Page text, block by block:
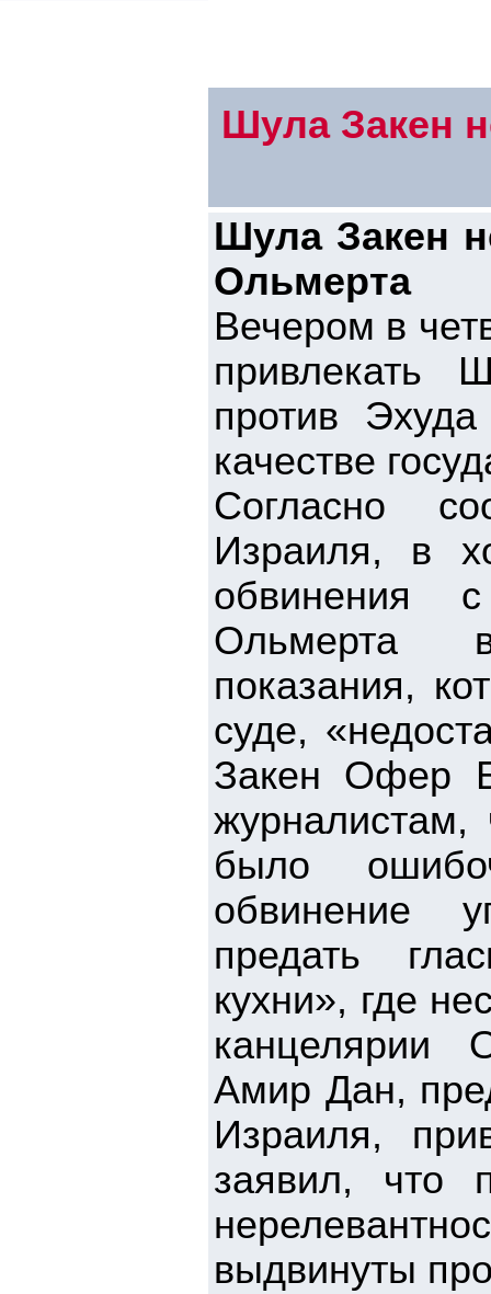
Шула Закен
Шула Закен
Ольмерта
Вечером в
привлекать
против
качестве
Согласно
Израиля, в
обвинения
Ольмерта
показания,
суде,
Закен Офер
журналистам,
было
обвинение
предать
кухни», где
канцелярии
Амир Дан,
Израиля,
заявил, что
выдвинуты